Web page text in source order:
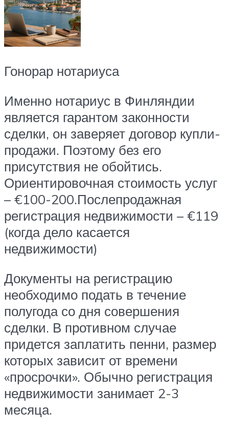
Гонорар нотариуса
Именно нотариус в Финляндии
является гарантом законности
сделки, он заверяет договор купли-
продажи. Поэтому без его
присутствия не обойтись.
Ориентировочная стоимость услуг
– €100-200.Послепродажная
регистрация недвижимости – €119
(когда дело касается
недвижимости)
Документы на регистрацию
необходимо подать в течение
полугода со дня совершения
сделки. В противном случае
придется заплатить пенни, размер
которых зависит от времени
«просрочки». Обычно регистрация
недвижимости занимает 2-3
месяца.